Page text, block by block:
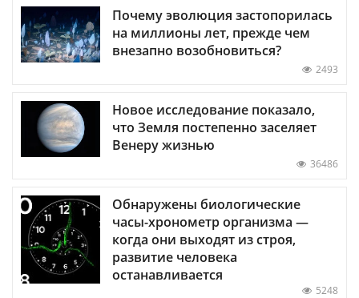
Почему эволюция застопорилась
на миллионы лет, прежде чем
внезапно возобновиться?
2493
Новое исследование показало,
что Земля постепенно заселяет
Венеру жизнью
36486
Обнаружены биологические
часы-хронометр организма —
когда они выходят из строя,
развитие человека
останавливается
5248